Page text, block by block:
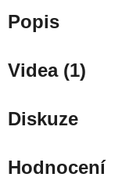
Popis
Videa (1)
Diskuze
Hodnocení